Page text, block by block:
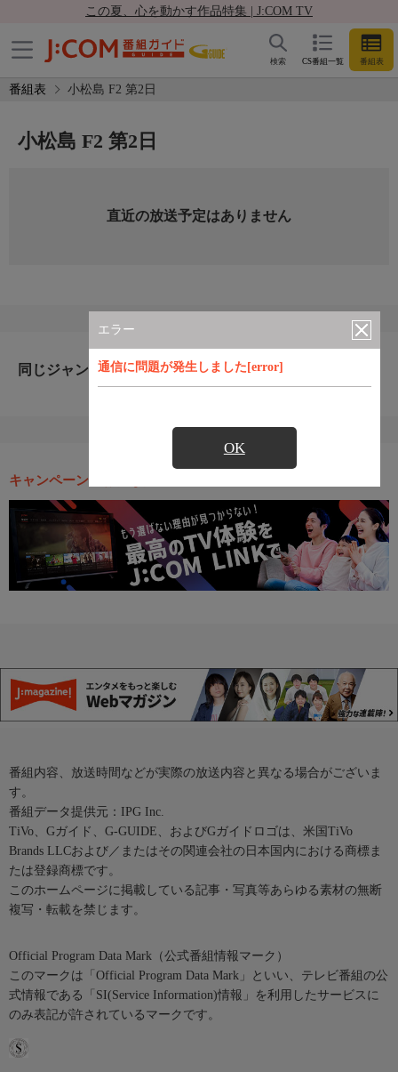
この夏、心を動かす作品特集 | J:COM TV
CS番組一覧 番組表
検索
番組表 小松島 F2 第2日
エラー
通信に問題が発生しました[error]
OK
小松島 F2 第2日
直近の放送予定はありません
同じジャンルのおすすめ番組
キャンペーン・お得な情報
番組内容、放送時間などが実際の放送内容と異なる場合がございま
す。
番組データ提供元：IPG Inc.
TiVo、Gガイド、G-GUIDE、およびGガイドロゴは、米国TiVo
Brands LLCおよび／またはその関連会社の日本国内における商標ま
たは登録商標です。
このホームページに掲載している記事・写真等あらゆる素材の無断
複写・転載を禁じます。
Official Program Data Mark（公式番組情報マーク）
このマークは「Official Program Data Mark」といい、テレビ番組の公
式情報である「SI(Service Information)情報」を利用したサービスに
のみ表記が許されているマークです。